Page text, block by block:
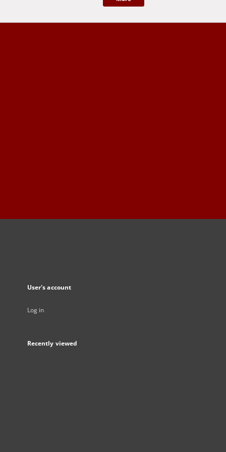
User's account
Log in
Recently viewed